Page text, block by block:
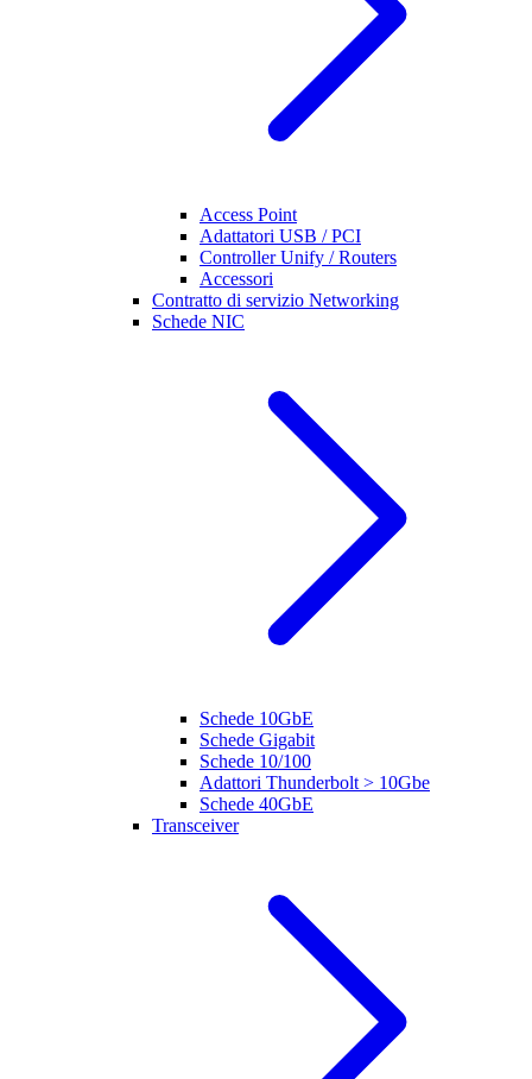
Access Point
Adattatori USB / PCI
Controller Unify / Routers
Accessori
Contratto di servizio Networking
Schede NIC
Schede 10GbE
Schede Gigabit
Schede 10/100
Adattori Thunderbolt > 10Gbe
Schede 40GbE
Transceiver